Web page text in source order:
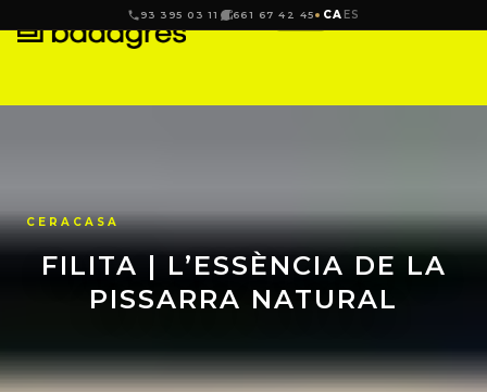
93 395 03 11 661 67 42 45 CA ES
FILITA | L’ESSÈNCIA DE LA
PISSARRA NATURAL
CERACASA